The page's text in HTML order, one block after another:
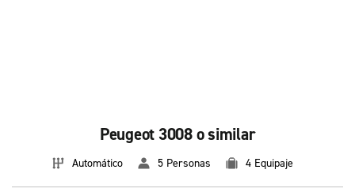
Peugeot 3008 o similar
Automático 5 Personas 4 Equipaje